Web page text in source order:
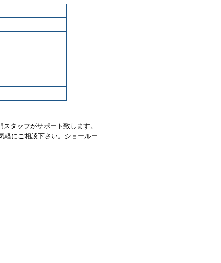
タッフがサポート致します。
軽にご相談下さい。ショールー